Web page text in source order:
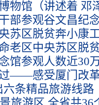
物馆（讲述着 邓
部参观谷文昌纪
苏区脱贫奔小康
老区中央苏区脱
馆参观人数近30
——感受厦门改
条精品旅游线路